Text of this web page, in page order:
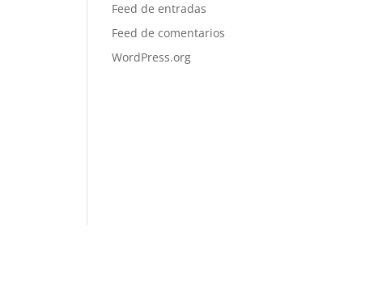
Feed de entradas
Feed de comentarios
WordPress.org